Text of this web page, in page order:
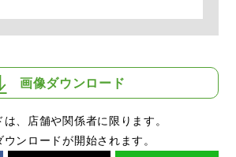
画像ダウンロード
、店舗や関係者に限ります。
ンロードが開始されます。